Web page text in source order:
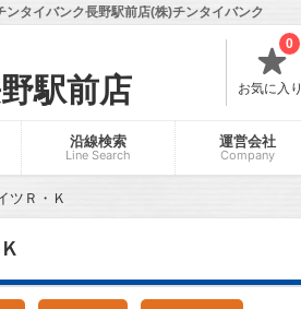
タイバンク長野駅前店(株)チンタイバンク
駅前店 お気に入り
0
沿線検索
Line Search
運営会社
Company
ツＲ・Ｋ